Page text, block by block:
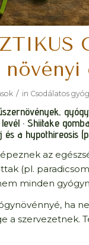
növényi
/ in Csodálatos
· Shiitake
és a hypothireosis
az
(pl.
minden
ha
a